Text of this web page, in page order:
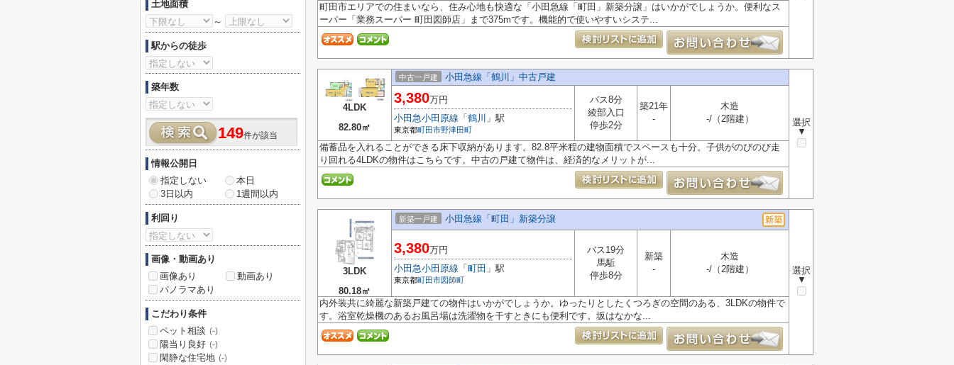
町田市エリアでの住まいなら、住み心地も快適な「小田急線「町田」新築分譲」はいかがでしょうか。便利なス
ーパー「業務スーパー 町田図師店」まで375mです。機能的で使いやすいシステ...
4LDK
82.80㎡
中古一戸建 小田急線「鶴川」中古戸建
選択
▼
3,380万円
小田急小田原線 「 鶴川 」駅
東京都町田市野津田町
バス8分
綾部入口
停歩2分
築21年
-
木造
-/（2階建）
備蓄品を入れることができる床下収納があります。82.8平米程の建物面積でスペースも十分。子供がのびのび走
り回れる4LDKの物件はこちらです。中古の戸建て物件は、経済的なメリットが...
3LDK
80.18㎡
新築一戸建 小田急線「町田」新築分譲
選択
▼
3,380万円
小田急小田原線 「 町田 」駅
東京都町田市図師町
バス19分
馬駈
停歩8分
新築
-
木造
-/（2階建）
内外装共に綺麗な新築戸建ての物件はいかがでしょうか。ゆったりとしたくつろぎの空間のある、3LDKの物件で
す。浴室乾燥機のあるお風呂場は洗濯物を干すときにも便利です。坂はなかな...
土地面積
～
駅からの徒歩
築年数
149件が該当
情報公開日
指定しない
本日
3日以内
1週間以内
利回り
画像・動画あり
画像あり
動画あり
パノラマあり
こだわり条件
ペット相談 (-)
陽当り良好 (-)
閑静な住宅地 (-)